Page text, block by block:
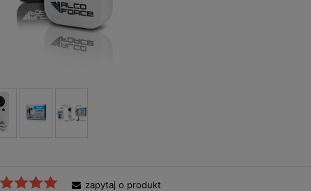
zapytaj o produkt